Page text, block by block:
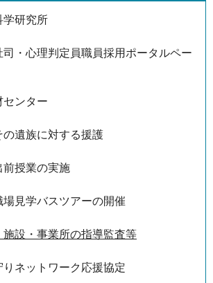
学研究所
・心理判定員職員採用ポータルペー
センター
の遺族に対する援護
前授業の実施
見学バスツアーの開催
設・事業所の指導監査等
ネットワーク応援協定